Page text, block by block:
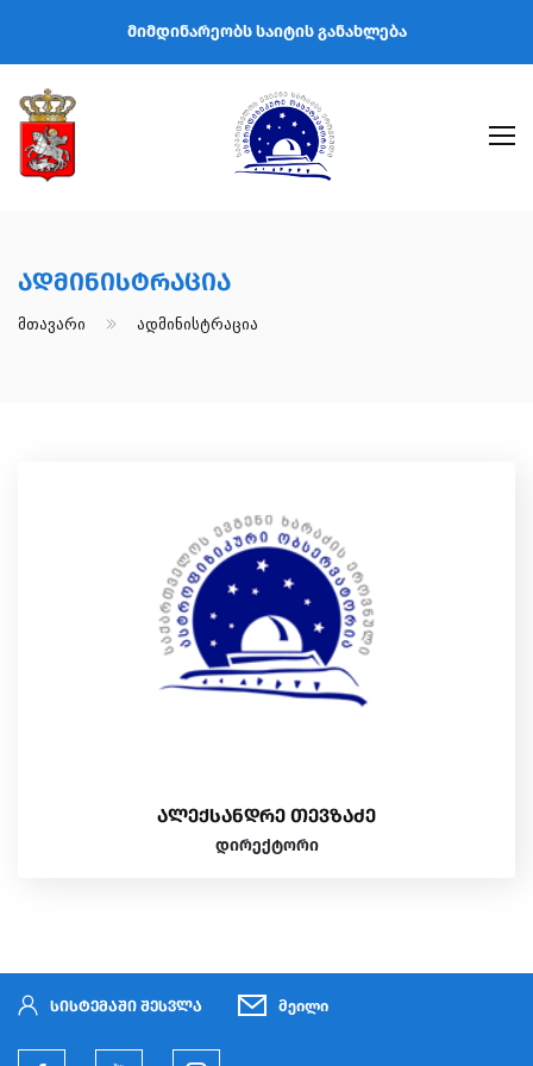
მიმდინარეობს საიტის განახლება
Ადმინისტრაცია
Მთავარი Ადმინისტრაცია
ალექსანდრე თევზაძე
ᲓᲘᲠᲔᲥᲢᲝᲠᲘ
სისტემაში შესვლა მეილი